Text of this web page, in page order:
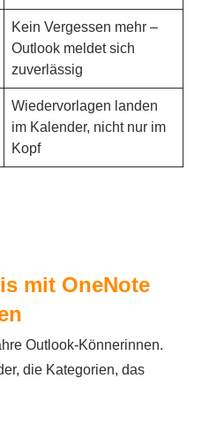
Kein Vergessen mehr –
Outlook meldet sich
zuverlässig
Wiedervorlagen landen
im Kalender, nicht nur im
Kopf
mit OneNote
Outlook-Könnerinnen.
die Kategorien, das